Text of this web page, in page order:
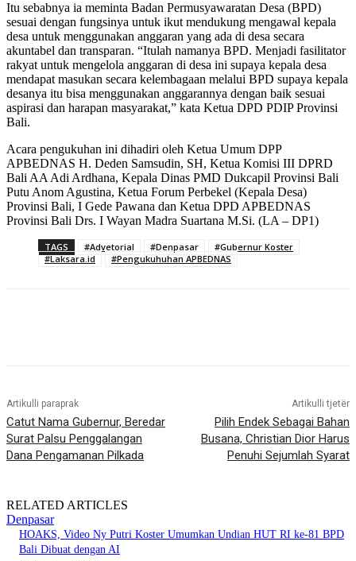
Itu sebabnya ia meminta Badan Permusyawaratan Desa (BPD)
sesuai dengan fungsinya untuk ikut mendukung mengawal kepala
desa untuk menggunakan anggaran yang ada di desa secara
akuntabel dan transparan. “Itulah namanya BPD. Menjadi fasilitator
rakyat untuk mengelola anggaran di desa ini supaya kepala desa
mendapat masukan secara kelembagaan melalui BPD supaya kepala
desanya itu bisa menggunakan anggarannya dengan baik sesuai
aspirasi dan harapan masyarakat,” kata Ketua DPD PDIP Provinsi
Bali.
Acara pengukuhan ini dihadiri oleh Ketua Umum DPP
APBEDNAS H. Deden Samsudin, SH, Ketua Komisi III DPRD
Bali AA Adi Ardhana, Kepala Dinas PMD Dukcapil Provinsi Bali
Putu Anom Agustina, Ketua Forum Perbekel (Kepala Desa)
Provinsi Bali, I Gede Pawana dan Ketua DPD APBEDNAS
Provinsi Bali Drs. I Wayan Madra Suartana M.Si. (LA – DP1)
TAGS #Advetorial #Denpasar
#Gubernur Koster
#Laksara.id
#Pengukuhuhan APBEDNAS
Artikulli paraprak
Catut Nama Gubernur, Beredar
Surat Palsu Penggalangan
Dana Pengamanan Pilkada
Artikulli tjetër
Pilih Endek Sebagai Bahan
Busana, Christian Dior Harus
Penuhi Sejumlah Syarat
RELATED ARTICLES
Denpasar
HOAKS, Video Ny Putri Koster Umumkan Undian HUT RI ke-81 BPD
Bali Dibuat dengan AI